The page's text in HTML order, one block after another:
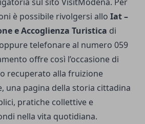
è possibile rivolgersi allo Iat –
e Accoglienza Turistica di
telefonare al numero 059
offre così l’occasione di
recuperato alla fruizione
una pagina della storia cittadina
pratiche collettive e
nella vita quotidiana.